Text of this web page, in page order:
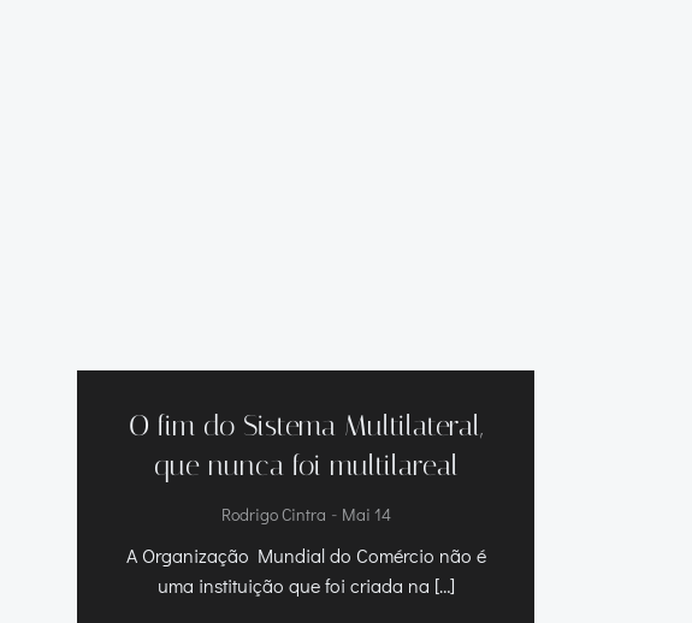
O fim do Sistema Multilateral,
que nunca foi multilareal
Rodrigo Cintra - Mai 14
A Organização Mundial do Comércio não é
uma instituição que foi criada na […]